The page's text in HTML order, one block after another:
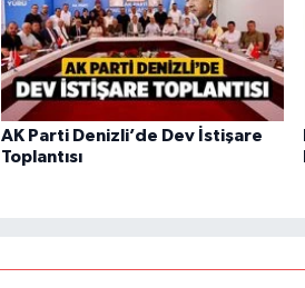
AK Parti Denizli’de Dev İstişare
Toplantısı